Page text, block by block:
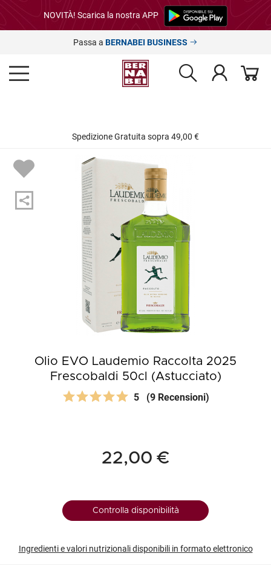
NOVITÀ! Scarica la nostra APP
Passa a BERNABEI BUSINESS
Spedizione Gratuita sopra 49,00 €
Olio EVO Laudemio Raccolta 2025
Frescobaldi 50cl (Astucciato)
5 (9 Recensioni)
22,00 €
Controlla disponibilità
Ingredienti e valori nutrizionali disponibili in formato elettronico